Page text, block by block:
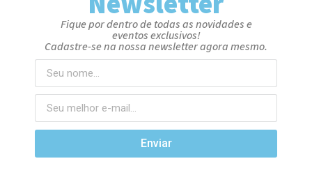
Fique por dentro de todas as novidades e
eventos exclusivos!
Cadastre-se na nossa newsletter agora mesmo.
Enviar